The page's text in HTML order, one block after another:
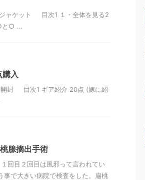
ャケット 目次1 １・全体を見る2
と○ ...
購入
開封 目次1 ギア紹介 20点 (嫁に紹
腺摘出手術
回目２回目は風邪って言われてい
事で大きい病院で検査をした。扁桃